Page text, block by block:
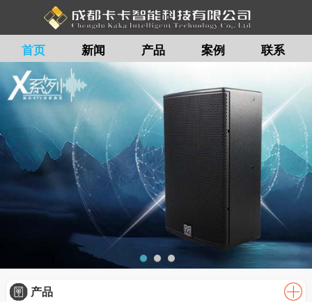
首页 新闻 产品 案例 联系
留言
产品